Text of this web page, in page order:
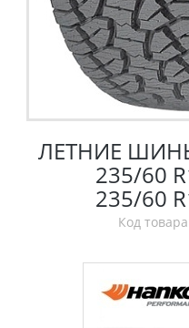
ЛЕТНИЕ ШИНЫ
235/60
235/60
Код